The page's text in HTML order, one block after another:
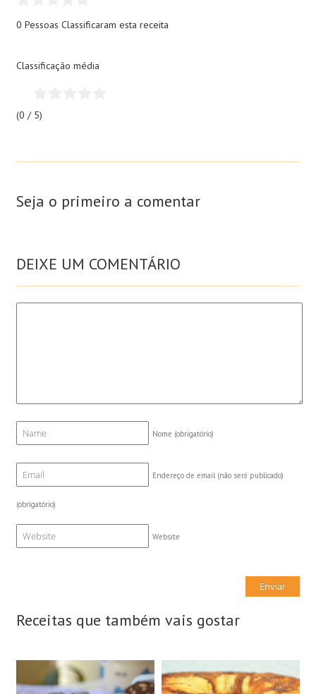
0 Pessoas Classificaram esta receita
Classificação média
(0 / 5)
Seja o primeiro a comentar
DEIXE UM COMENTÁRIO
Nome (obrigatório)
Endereço de email (não será publicado)
(obrigatório)
Website
Receitas que também vais gostar